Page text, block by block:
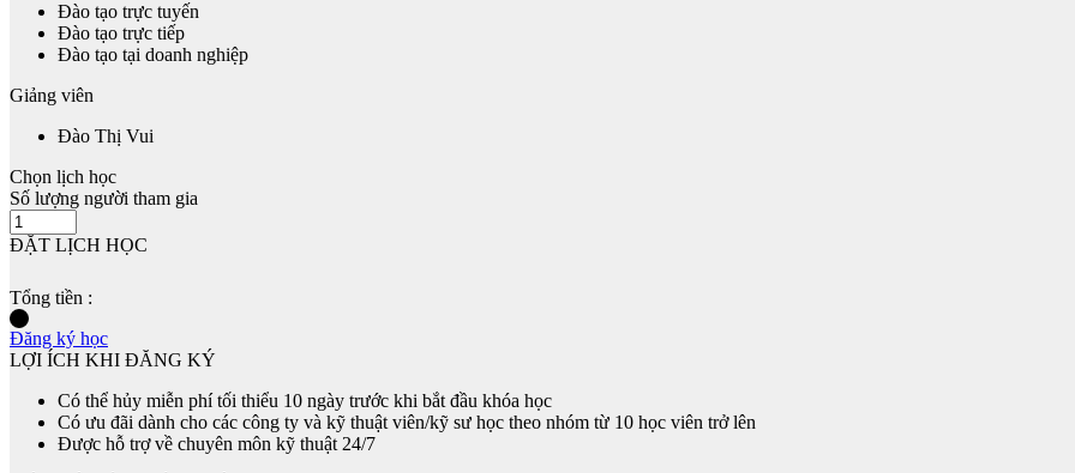
Đào tạo trực tuyến
Đào tạo trực tiếp
Đào tạo tại doanh nghiệp
Giảng viên
Đào Thị Vui
Chọn lịch học
Số lượng người tham gia
ĐẶT LỊCH HỌC
Tổng tiền :
Đăng ký học
LỢI ÍCH KHI ĐĂNG KÝ
Có thể hủy miễn phí tối thiểu 10 ngày trước khi bắt đầu khóa học
Có ưu đãi dành cho các công ty và kỹ thuật viên/kỹ sư học theo nhóm từ 10 học viên trở lên
Được hỗ trợ về chuyên môn kỹ thuật 24/7